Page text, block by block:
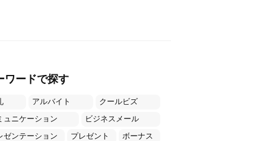
ワードで探す
アルバイト
クールビズ
ュニケーション
ビジネスメール
ゼンテーション
プレゼント
ボーナス